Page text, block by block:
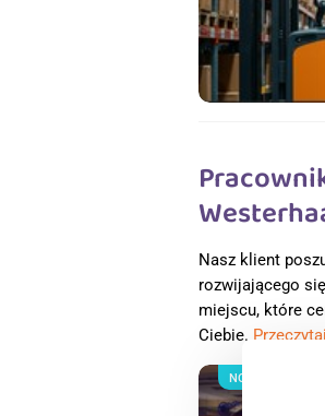
Nasz klient
rozwijającego
miejscu, które
Ciebie.
NOWOŚĆ